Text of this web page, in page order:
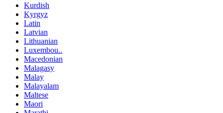
Kurdish
Kyrgyz
Latin
Latvian
Lithuanian
Luxembou..
Macedonian
Malagasy
Malay
Malayalam
Maltese
Maori